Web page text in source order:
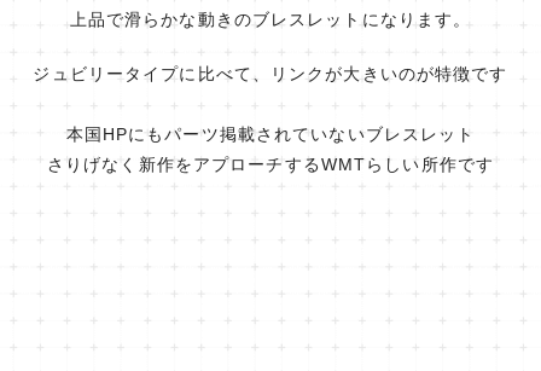
上品で滑らかな動きのブレスレットになります。
ジュビリータイプに比べて、リンクが大きいのが特徴です
本国HPにもパーツ掲載されていないブレスレット
さりげなく新作をアプローチするWMTらしい所作です